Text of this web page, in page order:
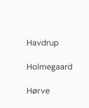
Havdrup
Holmegaard
Hørve